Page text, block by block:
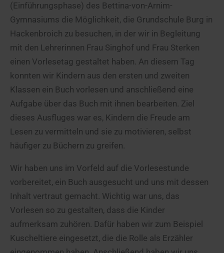
(Einführungsphase) des Bettina-von-Arnim-
Gymnasiums die Möglichkeit, die Grundschule Burg in
Hackenbroich zu besuchen, in der wir in Begleitung
mit den Lehrerinnen Frau Singhof und Frau Sterken
einen Vorlesetag gestaltet haben. An diesem Tag
konnten wir Kindern aus den ersten und zweiten
Klassen ein Buch vorlesen und anschließend eine
Aufgabe über das Buch mit ihnen bearbeiten. Ziel
dieses Ausfluges war es, Kindern die Freude am
Lesen zu vermitteln und sie zu motivieren, selbst
häufiger zu Büchern zu greifen.
Wir haben uns im Vorfeld auf die Vorlesestunde
vorbereitet, ein Buch ausgesucht und uns mit dessen
Inhalt vertraut gemacht. Wichtig war uns, das
Vorlesen so zu gestalten, dass die Kinder
aufmerksam zuhören. Dafür haben wir zum Beispiel
Kuscheltiere eingesetzt, die die Rolle als Erzähler